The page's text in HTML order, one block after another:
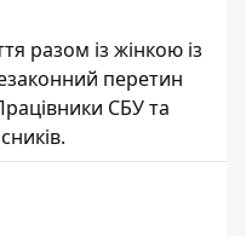
разом із жінкою із
перетин
СБУ та